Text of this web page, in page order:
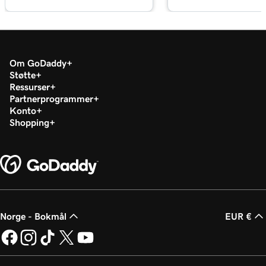
Leksjon 19 (av 29)
Legg til en video på WordPress -nettstedet
mitt
Leksjon 21 (av 29)
Bruk kategorier og tagger i WordPress
Leksjon 22 (av 29)
Optimaliser bilder i WordPress med nøkkelord
3m 9s
Leksjon 23 (av 29)
Om GoDaddy
Støtte
Ressurser
Partnerprogrammer
Konto
Shopping
Norge - Bokmål EUR €